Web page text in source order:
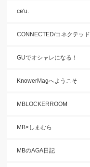
ce'u.
CONNECTED/コネクテッド
GUでオシャレになる！
KnowerMagへようこそ
MBLOCKERROOM
MB×しまむら
MBのAGA日記